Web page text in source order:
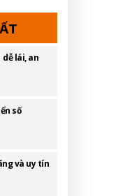
dễ lái, an
số
và uy tín